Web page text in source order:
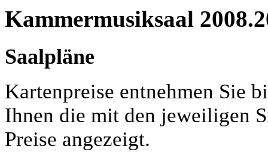
Kammermusiksaal
Saalpläne
Kartenpreise entnehmen Sie
Ihnen die mit den jeweiligen
Preise angezeigt.